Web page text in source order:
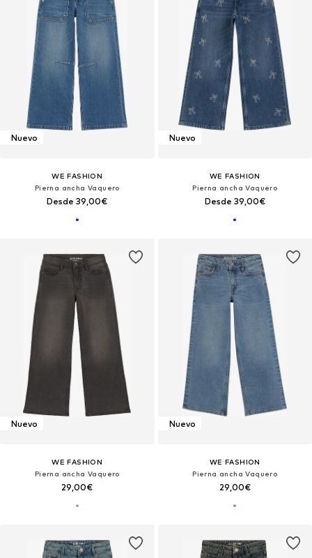
Nuevo
WE FASHION
Pierna ancha Vaquero
Desde 39,00€
Nuevo
WE FASHION
Pierna ancha Vaquero
Desde 39,00€
Nuevo
WE FASHION
Pierna ancha Vaquero
29,00€
Nuevo
WE FASHION
Pierna ancha Vaquero
29,00€